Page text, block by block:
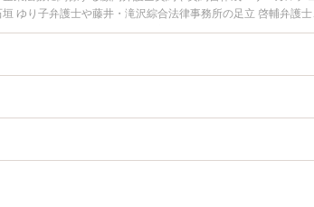
ゆり子弁護士や藤井・滝沢綜合法律事務所の足立 啓輔弁護
ています。『千葉県で土日や夜間に発生した人材・HR業界
『初回相談無料で人材・HR業界を法律相談できる千葉県内